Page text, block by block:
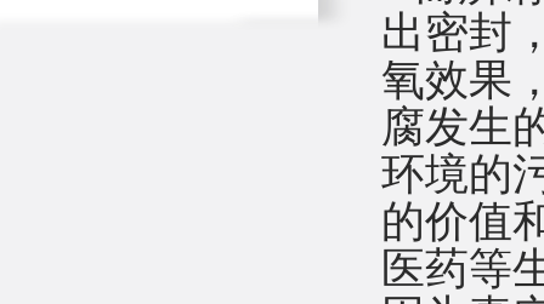
出密封
氧效果
腐发生
环境的
的价值
医药等